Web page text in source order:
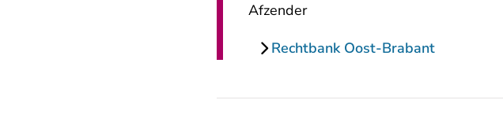
Afzender
Rechtbank Oost-Brabant